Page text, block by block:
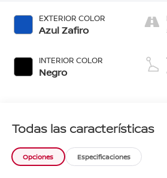
EXTERIOR COLOR
Azul Zafiro
INTERIOR COLOR
Negro
Todas las características
Opciones Especificaciones